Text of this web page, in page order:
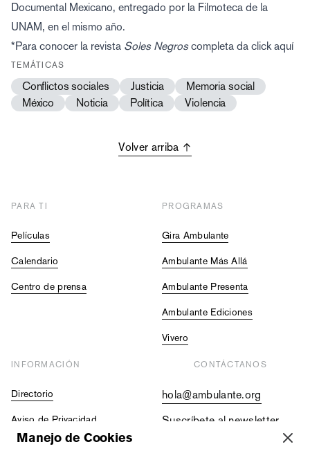
Documental Mexicano, entregado por la Filmoteca de la
UNAM, en el mismo año.
*Para conocer la revista Soles Negroscompleta da click aquí
TEMÁTICAS
Conflictos sociales Justicia
Memoria social
México
Noticia Política Violencia
Volver arriba
PARA TI
Películas
Calendario
Centro de prensa
PROGRAMAS
Gira Ambulante
Ambulante Más Allá
Ambulante Presenta
Ambulante Ediciones
Vivero
INFORMACIÓN
Directorio
Aviso de Privacidad
Contraloría Social
CONTÁCTANOS
hola@ambulante.org
Suscríbete al newsletter
Manejo de Cookies